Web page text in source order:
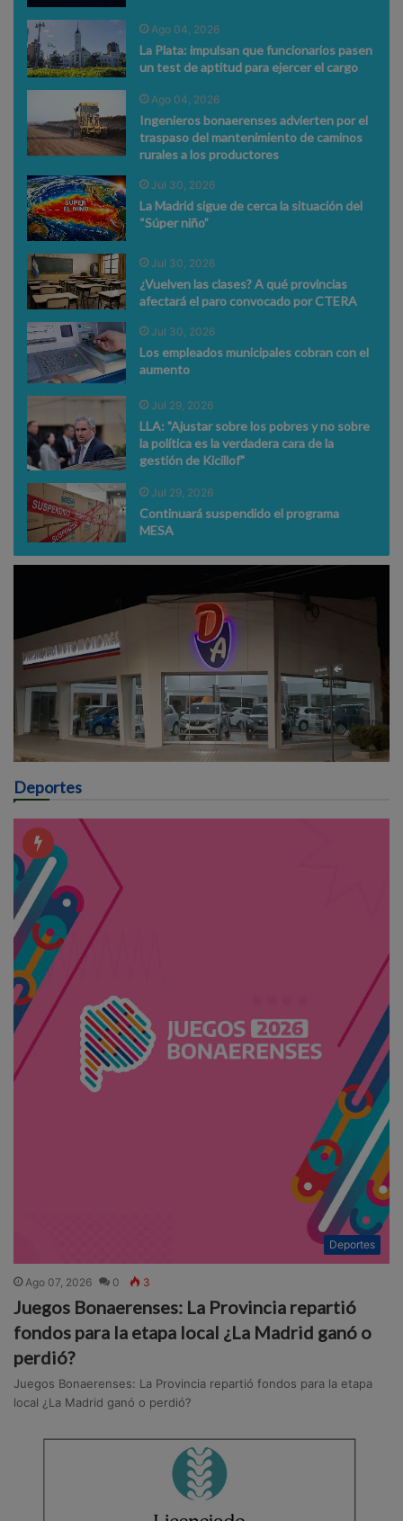
Ago 04, 2026
La Plata: impulsan que funcionarios pasen
un test de aptitud para ejercer el cargo
Ago 04, 2026
Ingenieros bonaerenses advierten por el
traspaso del mantenimiento de caminos
rurales a los productores
Jul 30, 2026
La Madrid sigue de cerca la situación del
“Súper niño”
Jul 30, 2026
¿Vuelven las clases? A qué provincias
afectará el paro convocado por CTERA
Jul 30, 2026
Los empleados municipales cobran con el
aumento
Jul 29, 2026
LLA: "Ajustar sobre los pobres y no sobre
la política es la verdadera cara de la
gestión de Kicillof"
Jul 29, 2026
Continuará suspendido el programa
MESA
Deportes
Deportes
Ago 07, 2026 0 3
Juegos Bonaerenses: La Provincia repartió
fondos para la etapa local ¿La Madrid ganó o
perdió?
Juegos Bonaerenses: La Provincia repartió fondos para la etapa
local ¿La Madrid ganó o perdió?